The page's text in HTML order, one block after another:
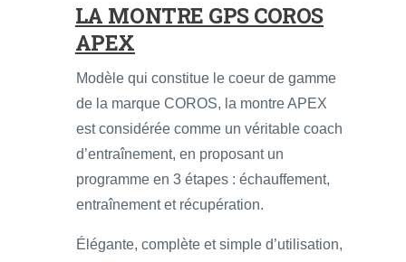
LA MONTRE GPS COROS
APEX
Modèle qui constitue le coeur de gamme
de la marque COROS, la montre APEX
est considérée comme un véritable coach
d’entraînement, en proposant un
programme en 3 étapes : échauffement,
entraînement et récupération.
Élégante, complète et simple d’utilisation,